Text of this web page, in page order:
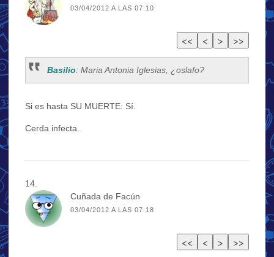
03/04/2012 A LAS 07:10
Basilio: Maria Antonia Iglesias, ¿oslafo?
Si es hasta SU MUERTE: Sí.
Cerda infecta.
Cuñada de Facún
03/04/2012 A LAS 07:18